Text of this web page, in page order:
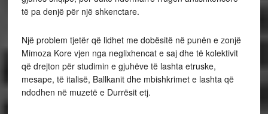
të pa denjë për një shkenctare.
Një problem tjetër që lidhet me dobësitë në punën e zonjë
Mimoza Kore vjen nga neglixhencat e saj dhe të kolektivit
që drejton për studimin e gjuhëve të lashta etruske,
mesape, të italisë, Ballkanit dhe mbishkrimet e lashta që
ndodhen në muzetë e Durrësit etj.